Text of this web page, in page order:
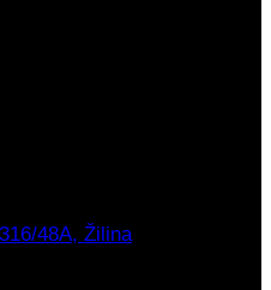
48A, Žilina